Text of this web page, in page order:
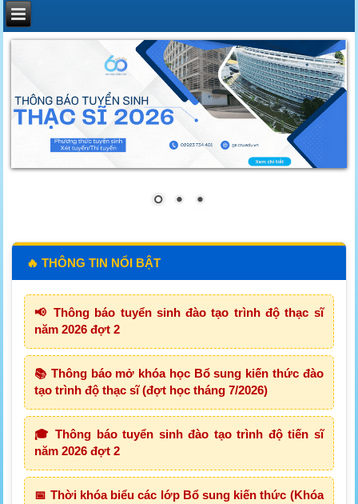
🔥 THÔNG TIN NỔI BẬT
📢 Thông báo tuyển sinh đào tạo trình độ thạc sĩ
năm 2026 đợt 2
📚 Thông báo mở khóa học Bổ sung kiến thức đào
tạo trình độ thạc sĩ (đợt học tháng 7/2026)
🎓 Thông báo tuyển sinh đào tạo trình độ tiến sĩ
năm 2026 đợt 2
📅 Thời khóa biểu các lớp Bổ sung kiến thức (Khóa